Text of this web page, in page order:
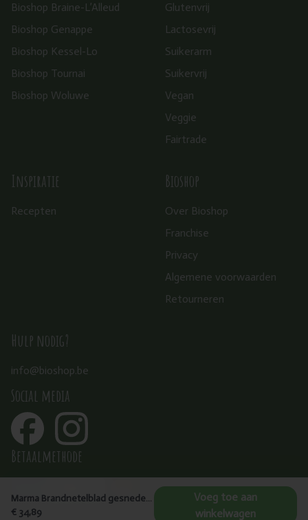
Marma Brandnetelblad gesneden 1kg - Urtica dioica (folium)
€ 34,89
Voeg toe aan
winkelwagen
Bioshop Braine-L’Alleud
Bioshop Genappe
Bioshop Kessel-Lo
Bioshop Tournai
Bioshop Woluwe
Glutenvrij
Lactosevrij
Suikerarm
Suikervrij
Vegan
Veggie
Fairtrade
Inspiratie
Recepten
Bioshop
Over Bioshop
Franchise
Privacy
Algemene voorwaarden
Retourneren
Hulp nodig?
info@bioshop.be
Social media
Betaalmethode